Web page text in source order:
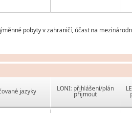
pobyty v zahraničí, účast na
jazyky LONI: přihlášení/plán
přijmout